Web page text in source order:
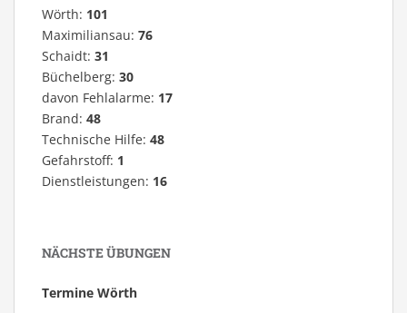
Wörth: 101
Maximiliansau: 76
Schaidt: 31
Büchelberg: 30
davon Fehlalarme: 17
Brand: 48
Technische Hilfe: 48
Gefahrstoff: 1
Dienstleistungen: 16
NÄCHSTE ÜBUNGEN
Termine Wörth